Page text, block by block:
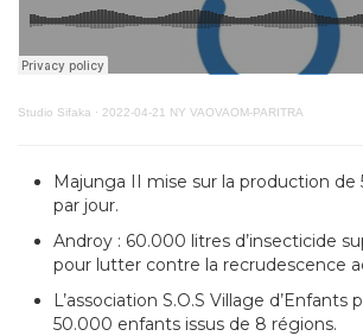
Studio Sifaka · 2022-04-21 NY VAOVAOM-PARITRA
Majunga II mise sur la production de
par jour.
Androy : 60.000 litres d’insecticide
pour lutter contre la recrudescence
L’association S.O.S Village d’Enfants
50.000 enfants issus de 8 régions.